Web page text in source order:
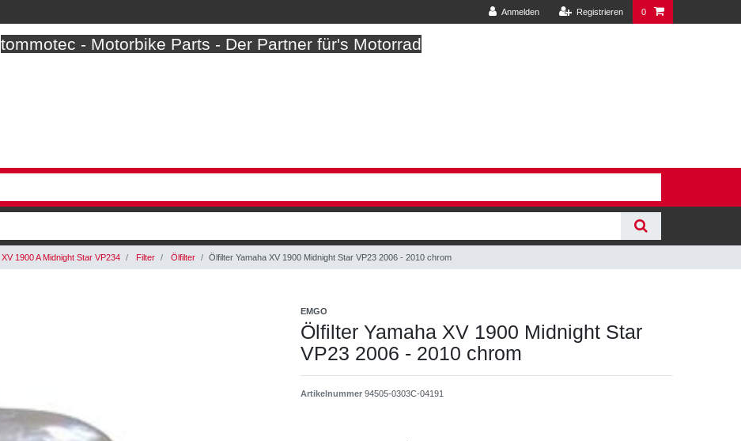
Anmelden Registrieren 0
tommotec - Motorbike Parts - Der Partner für's Motorrad
XV 1900 A Midnight Star VP234 Filter Ölfilter Ölfilter Yamaha XV 1900 Midnight Star VP23 2006 - 2010 chrom
EMGO
Ölfilter Yamaha XV 1900 Midnight Star
VP23 2006 - 2010 chrom
Artikelnummer 94505-0303C-04191